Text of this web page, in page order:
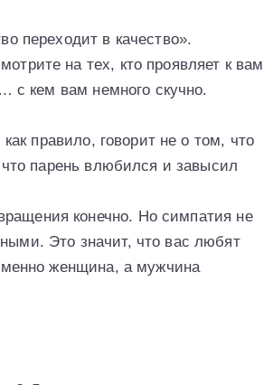
переходит в качество».
на тех, кто проявляет к вам
с кем вам немного скучно.
правило, говорит не о том, что
парень влюбился и завысил
конечно. Но симпатия не
Это значит, что вас любят
женщина, а мужчина